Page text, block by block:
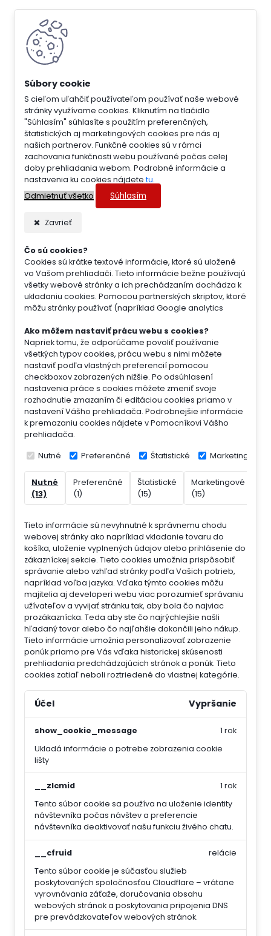
S cieľom uľahčiť používateľom používať naše webové
stránky využívame cookies. Kliknutím na tlačidlo
"Súhlasím" súhlasíte s použitím preferenčných,
štatistických aj marketingových cookies pre nás aj
našich partnerov. Funkčné cookies sú v rámci
zachovania funkčnosti webu používané počas celej
doby prehliadania webom. Podrobné informácie a
nastavenia ku cookies nájdete tu.
Odmietnuť všetko
Súhlasím
Zavrieť
Čo sú cookies?
Cookies sú krátke textové informácie, ktoré sú uložené
vo Vašom prehliadači. Tieto informácie bežne používajú
všetky webové stránky a ich prechádzaním dochádza k
ukladaniu cookies. Pomocou partnerských skriptov, ktoré
môžu stránky používať (napríklad Google analytics
Ako môžem nastaviť prácu webu s cookies?
Napriek tomu, že odporúčame povoliť používanie
všetkých typov cookies, prácu webu s nimi môžete
nastaviť podľa vlastných preferencií pomocou
checkboxov zobrazených nižšie. Po odsúhlasení
nastavenia práce s cookies môžete zmeniť svoje
rozhodnutie zmazaním či editáciou cookies priamo v
nastavení Vášho prehliadača. Podrobnejšie informácie
k premazaniu cookies nájdete v Pomocníkovi Vášho
prehliadača.
Nutné Preferenčné Štatistické Marketingové
Nutné
(13)
Preferenčné
(1)
Štatistické
(15)
Marketingové
(15)
Tieto informácie sú nevyhnutné k správnemu chodu
webovej stránky ako napríklad vkladanie tovaru do
košíka, uloženie vyplnených údajov alebo prihlásenie do
zákazníckej sekcie. Tieto cookies umožnia prispôsobiť
správanie alebo vzhľad stránky podľa Vašich potrieb,
napríklad voľba jazyka. Vďaka týmto cookies môžu
majitelia aj developeri webu viac porozumieť správaniu
užívateľov a vyvijať stránku tak, aby bola čo najviac
prozákaznícka. Teda aby ste čo najrýchlejšie našli
hľadaný tovar alebo čo najľahšie dokončili jeho nákup.
Tieto informácie umožnia personalizovať zobrazenie
ponúk priamo pre Vás vďaka historickej skúsenosti
prehliadania predchádzajúcich stránok a ponúk. Tieto
cookies zatiaľ neboli roztriedené do vlastnej kategórie.
Účel Vypršanie
show_cookie_message
Ukladá informácie o potrebe zobrazenia cookie
lišty
1 rok
__zlcmid
Tento súbor cookie sa používa na uloženie identity
návštevníka počas návštev a preferencie
návštevníka deaktivovať našu funkciu živého chatu.
1 rok
__cfruid
Tento súbor cookie je súčasťou služieb
poskytovaných spoločnosťou Cloudflare – vrátane
vyrovnávania záťaže, doručovania obsahu
webových stránok a poskytovania pripojenia DNS
pre prevádzkovateľov webových stránok.
relácie